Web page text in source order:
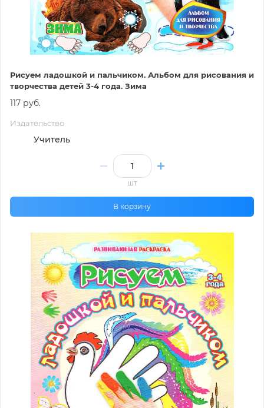
Рисуем ладошкой и пальчиком. Альбом для рисования и
творчества детей 3-4 года. Зима
117 руб.
Издательство
Учитель
шт
В корзину